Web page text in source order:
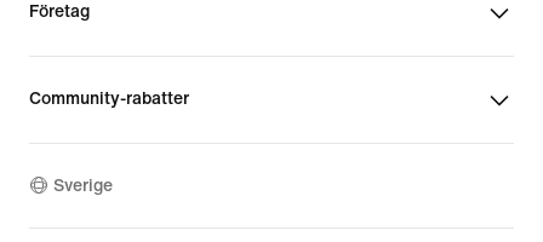
Företag
Community-rabatter
Sverige